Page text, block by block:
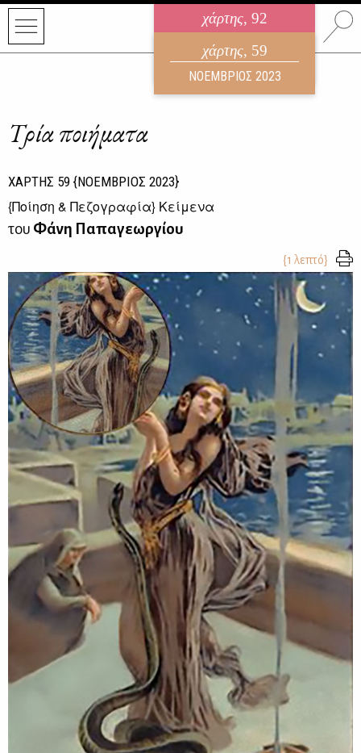
χάρτης, 92
ηλεκτρονικό περιοδικό
ΑΥΓΟΥΣΤΟΣ 2026
χάρτης, 59
ΝΟΕΜΒΡΙΟΣ 2023
Τρία ποιήματα
ΧΑΡΤΗΣ 59 {ΝΟΕΜΒΡΙΟΣ 2023}
{Ποίηση & Πεζογραφία} Κείμενα
του Φάνη Παπαγεωργίου
{1 λεπτό}